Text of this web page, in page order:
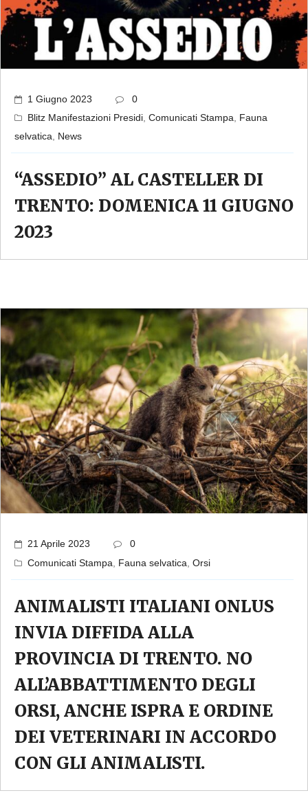
1 Giugno 2023
0
Blitz Manifestazioni Presidi Comunicati Stampa
Fauna
selvatica
News
“ASSEDIO” AL CASTELLER DI
TRENTO: DOMENICA 11 GIUGNO
2023
21 Aprile 2023
0
Comunicati Stampa
Fauna selvatica Orsi
ANIMALISTI ITALIANI ONLUS
INVIA DIFFIDA ALLA
PROVINCIA DI TRENTO. NO
ALL’ABBATTIMENTO DEGLI
ORSI, ANCHE ISPRA E ORDINE
DEI VETERINARI IN ACCORDO
CON GLI ANIMALISTI.